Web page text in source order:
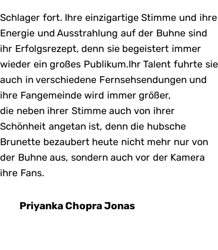
Schlager fort. Ihre einzigartige Stimme und ihre
Energie und Ausstrahlung auf der Buhne sind
ihr Erfolgsrezept, denn sie begeistert immer
wieder ein großes Publikum.Ihr Talent fuhrte sie
auch in verschiedene Fernsehsendungen und
ihre Fangemeinde wird immer größer,
die neben ihrer Stimme auch von ihrer
Schönheit angetan ist, denn die hubsche
Brunette bezaubert heute nicht mehr nur von
der Buhne aus, sondern auch vor der Kamera
ihre Fans.
Priyanka Chopra Jonas